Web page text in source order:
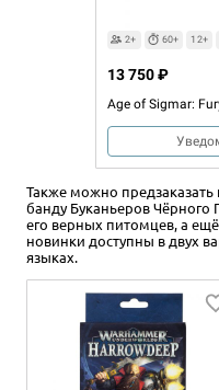
2+ 60+ 12+
Age of Sigmar:
13 750 ₽
Также можно
банду Буканьеров Чёрного
его верных питомцев, а
новинки доступны в двух
языках.